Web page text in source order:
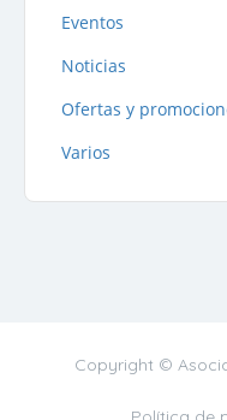
Eventos
Noticias
Ofertas y
Varios
Copyright ©